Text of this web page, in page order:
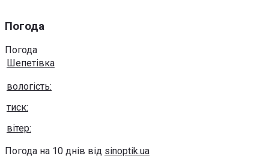
Погода
Погода
Шепетівка
вологість:
тиск:
вітер:
Погода на 10 днів від sinoptik.ua